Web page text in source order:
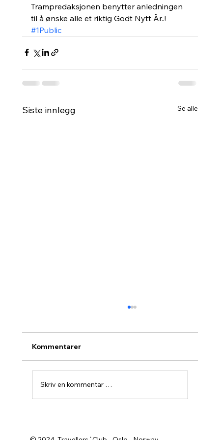
Trampredaksjonen benytter anledningen
til å ønske alle et riktig Godt Nytt År..!
#1Public
Siste innlegg Se alle
Kommentarer
Skriv en kommentar …